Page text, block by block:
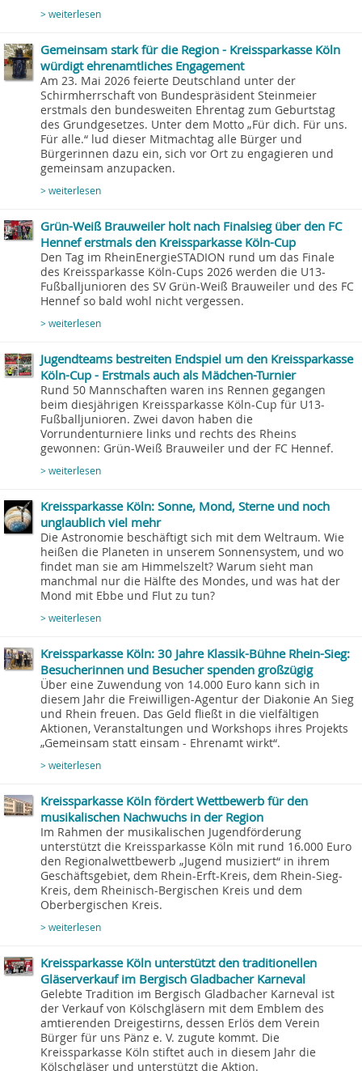
> weiterlesen
Gemeinsam stark für die Region - Kreissparkasse Köln
würdigt ehrenamtliches Engagement
Am 23. Mai 2026 feierte Deutschland unter der
Schirmherrschaft von Bundespräsident Steinmeier
erstmals den bundesweiten Ehrentag zum Geburtstag
des Grundgesetzes. Unter dem Motto „Für dich. Für uns.
Für alle.“ lud dieser Mitmachtag alle Bürger und
Bürgerinnen dazu ein, sich vor Ort zu engagieren und
gemeinsam anzupacken.
> weiterlesen
Grün-Weiß Brauweiler holt nach Finalsieg über den FC
Hennef erstmals den Kreissparkasse Köln-Cup
Den Tag im RheinEnergieSTADION rund um das Finale
des Kreissparkasse Köln-Cups 2026 werden die U13-
Fußballjunioren des SV Grün-Weiß Brauweiler und des FC
Hennef so bald wohl nicht vergessen.
> weiterlesen
Jugendteams bestreiten Endspiel um den Kreissparkasse
Köln-Cup - Erstmals auch als Mädchen-Turnier
Rund 50 Mannschaften waren ins Rennen gegangen
beim diesjährigen Kreissparkasse Köln-Cup für U13-
Fußballjunioren. Zwei davon haben die
Vorrundenturniere links und rechts des Rheins
gewonnen: Grün-Weiß Brauweiler und der FC Hennef.
> weiterlesen
Kreissparkasse Köln: Sonne, Mond, Sterne und noch
unglaublich viel mehr
Die Astronomie beschäftigt sich mit dem Weltraum. Wie
heißen die Planeten in unserem Sonnensystem, und wo
findet man sie am Himmelszelt? Warum sieht man
manchmal nur die Hälfte des Mondes, und was hat der
Mond mit Ebbe und Flut zu tun?
> weiterlesen
Kreissparkasse Köln: 30 Jahre Klassik-Bühne Rhein-Sieg:
Besucherinnen und Besucher spenden großzügig
Über eine Zuwendung von 14.000 Euro kann sich in
diesem Jahr die Freiwilligen-Agentur der Diakonie An Sieg
und Rhein freuen. Das Geld fließt in die vielfältigen
Aktionen, Veranstaltungen und Workshops ihres Projekts
„Gemeinsam statt einsam - Ehrenamt wirkt“.
> weiterlesen
Kreissparkasse Köln fördert Wettbewerb für den
musikalischen Nachwuchs in der Region
Im Rahmen der musikalischen Jugendförderung
unterstützt die Kreissparkasse Köln mit rund 16.000 Euro
den Regionalwettbewerb „Jugend musiziert“ in ihrem
Geschäftsgebiet, dem Rhein-Erft-Kreis, dem Rhein-Sieg-
Kreis, dem Rheinisch-Bergischen Kreis und dem
Oberbergischen Kreis.
> weiterlesen
Kreissparkasse Köln unterstützt den traditionellen
Gläserverkauf im Bergisch Gladbacher Karneval
Gelebte Tradition im Bergisch Gladbacher Karneval ist
der Verkauf von Kölschgläsern mit dem Emblem des
amtierenden Dreigestirns, dessen Erlös dem Verein
Bürger für uns Pänz e. V. zugute kommt. Die
Kreissparkasse Köln stiftet auch in diesem Jahr die
Kölschgläser und unterstützt die Aktion.